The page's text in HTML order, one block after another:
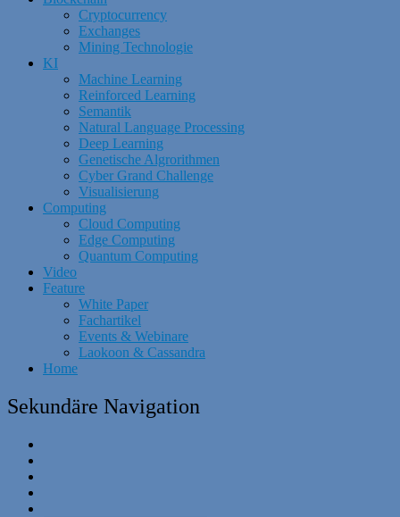
Cryptocurrency
Exchanges
Mining Technologie
KI
Machine Learning
Reinforced Learning
Semantik
Natural Language Processing
Deep Learning
Genetische Algrorithmen
Cyber Grand Challenge
Visualisierung
Computing
Cloud Computing
Edge Computing
Quantum Computing
Video
Feature
White Paper
Fachartikel
Events & Webinare
Laokoon & Cassandra
Home
Sekundäre Navigation